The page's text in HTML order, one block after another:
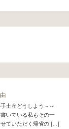
土産どうしよう～～
いている私もその一
せていただく帰省の […]